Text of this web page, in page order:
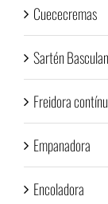
Cuececremas
Sartén
Freidora
Empanadora
Encoladora